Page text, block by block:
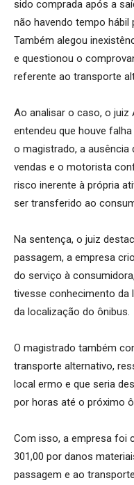
sido comprada após a
não havendo tempo
Também alegou
e questionou o
referente ao transporte
Ao analisar o caso, o juiz
entendeu que houve
o magistrado, a
vendas e o motorista
risco inerente à própria
ser transferido ao
Na sentença, o juiz
passagem, a empresa
do serviço à
tivesse conhecimento da
da localização do ônibus.
O magistrado também
transporte alternativo,
local ermo e que seria
por horas até o próximo
Com isso, a empresa foi
301,00 por danos
passagem e ao